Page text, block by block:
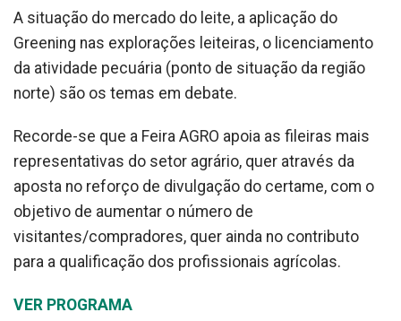
A situação do mercado do leite, a aplicação do
Greening nas explorações leiteiras, o licenciamento
da atividade pecuária (ponto de situação da região
norte) são os temas em debate.
Recorde-se que a Feira AGRO apoia as fileiras mais
representativas do setor agrário, quer através da
aposta no reforço de divulgação do certame, com o
objetivo de aumentar o número de
visitantes/compradores, quer ainda no contributo
para a qualificação dos profissionais agrícolas.
VER PROGRAMA